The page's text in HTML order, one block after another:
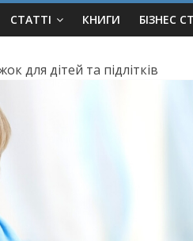
СТАТТІ КНИГИ БІЗНЕС
для дітей та підлітків